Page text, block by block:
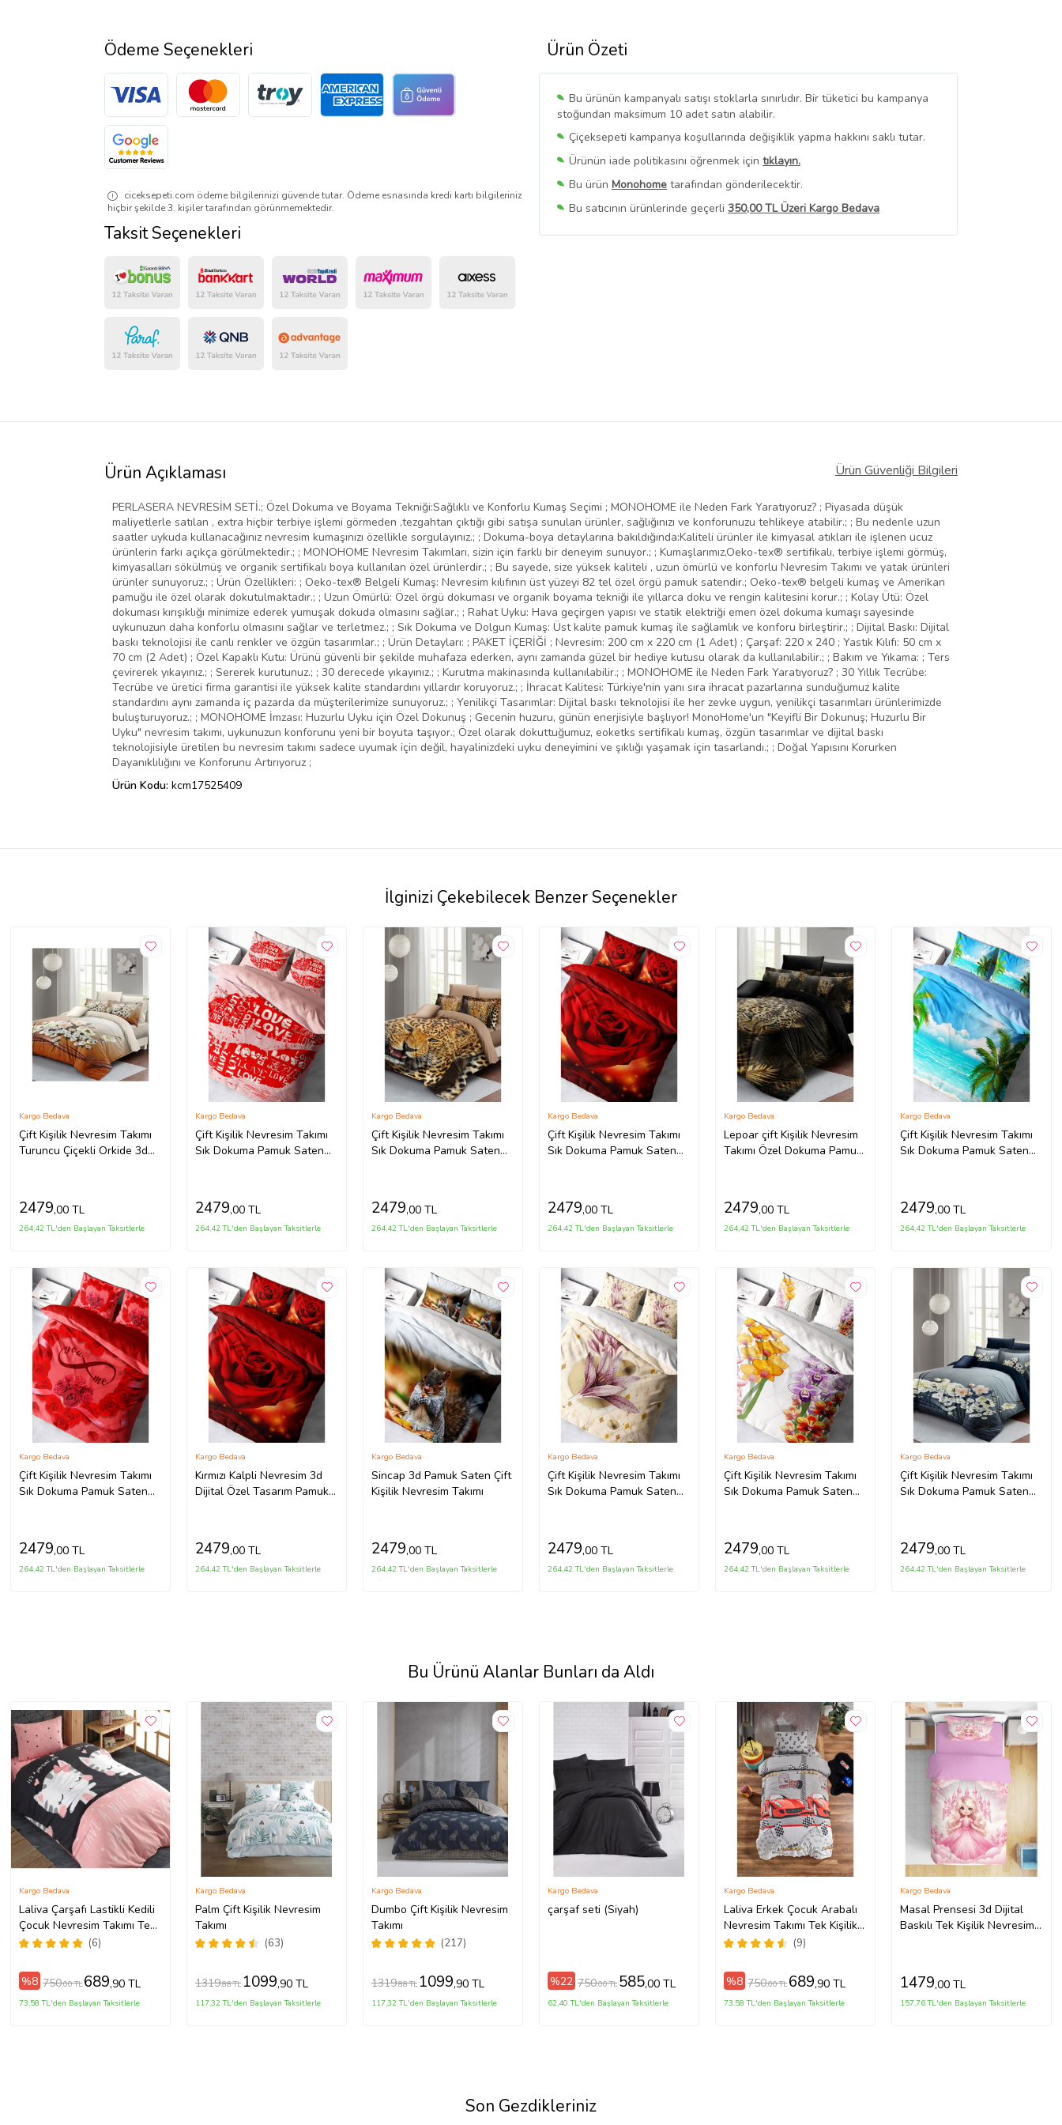
Ürün Özeti
Bu ürünün kampanyalı satışı stoklarla sınırlıdır. Bir tüketici bu kampanya
stoğundan maksimum 10 adet satın alabilir.
Çiçeksepeti kampanya koşullarında değişiklik yapma hakkını saklı tutar.
Ürünün iade politikasını öğrenmek için tıklayın.
Bu ürün Monohome tarafından gönderilecektir.
Bu satıcının ürünlerinde geçerli 350,00 TL Üzeri Kargo Bedava
Bu SatıcınınTüm Ürünlerini Görüntüle
Ödeme Seçenekleri
ciceksepeti.com ödeme bilgilerinizi güvende tutar. Ödeme esnasında kredi kartı bilgileriniz
hiçbir şekilde 3. kişiler tarafından görünmemektedir.
Taksit Seçenekleri
Ürün Açıklaması Ürün Güvenliği Bilgileri
PERLASERA NEVRESİM SETİ.; Özel Dokuma ve Boyama Tekniği:Sağlıklı ve Konforlu Kumaş Seçimi ; MONOHOME ile Neden Fark Yaratıyoruz? ; Piyasada düşük
maliyetlerle satılan , extra hiçbir terbiye işlemi görmeden ,tezgahtan çıktığı gibi satışa sunulan ürünler, sağlığınızı ve konforunuzu tehlikeye atabilir.; ; Bu nedenle uzun
saatler uykuda kullanacağınız nevresim kumaşınızı özellikle sorgulayınız.; ; Dokuma-boya detaylarına bakıldığında:Kaliteli ürünler ile kimyasal atıkları ile işlenen ucuz
ürünlerin farkı açıkça görülmektedir.; ; MONOHOME Nevresim Takımları, sizin için farklı bir deneyim sunuyor.; ; Kumaşlarımız,Oeko-tex® sertifikalı, terbiye işlemi görmüş,
kimyasalları sökülmüş ve organik sertifikalı boya kullanılan özel ürünlerdir.; ; Bu sayede, size yüksek kaliteli , uzun ömürlü ve konforlu Nevresim Takımı ve yatak ürünleri
ürünler sunuyoruz.; ; Ürün Özellikleri: ; Oeko-tex® Belgeli Kumaş: Nevresim kılıfının üst yüzeyi 82 tel özel örgü pamuk satendir.; Oeko-tex® belgeli kumaş ve Amerikan
pamuğu ile özel olarak dokutulmaktadır.; ; Uzun Ömürlü: Özel örgü dokuması ve organik boyama tekniği ile yıllarca doku ve rengin kalitesini korur.; ; Kolay Ütü: Özel
dokuması kırışıklığı minimize ederek yumuşak dokuda olmasını sağlar.; ; Rahat Uyku: Hava geçirgen yapısı ve statik elektriği emen özel dokuma kumaşı sayesinde
uykunuzun daha konforlu olmasını sağlar ve terletmez.; ; Sık Dokuma ve Dolgun Kumaş: Üst kalite pamuk kumaş ile sağlamlık ve konforu birleştirir.; ; Dijital Baskı: Dijital
baskı teknolojisi ile canlı renkler ve özgün tasarımlar.; ; Ürün Detayları: ; PAKET İÇERİĞİ ; Nevresim: 200 cm x 220 cm (1 Adet) ; Çarşaf: 220 x 240 ; Yastık Kılıfı: 50 cm x
70 cm (2 Adet) ; Özel Kapaklı Kutu: Ürünü güvenli bir şekilde muhafaza ederken, aynı zamanda güzel bir hediye kutusu olarak da kullanılabilir.; ; Bakım ve Yıkama: ; Ters
çevirerek yıkayınız.; ; Sererek kurutunuz.; ; 30 derecede yıkayınız.; ; Kurutma makinasında kullanılabilir.; ; MONOHOME ile Neden Fark Yaratıyoruz? ; 30 Yıllık Tecrübe:
Tecrübe ve üretici firma garantisi ile yüksek kalite standardını yıllardır koruyoruz.; ; İhracat Kalitesi: Türkiye'nin yanı sıra ihracat pazarlarına sunduğumuz kalite
standardını aynı zamanda iç pazarda da müşterilerimize sunuyoruz.; ; Yenilikçi Tasarımlar: Dijital baskı teknolojisi ile her zevke uygun, yenilikçi tasarımları ürünlerimizde
buluşturuyoruz.; ; MONOHOME İmzası: Huzurlu Uyku için Özel Dokunuş ; Gecenin huzuru, günün enerjisiyle başlıyor! MonoHome'un "Keyifli Bir Dokunuş; Huzurlu Bir
Uyku" nevresim takımı, uykunuzun konforunu yeni bir boyuta taşıyor.; Özel olarak dokuttuğumuz, eoketks sertifikalı kumaş, özgün tasarımlar ve dijital baskı
teknolojisiyle üretilen bu nevresim takımı sadece uyumak için değil, hayalinizdeki uyku deneyimini ve şıklığı yaşamak için tasarlandı.; ; Doğal Yapısını Korurken
Dayanıklılığını ve Konforunu Artırıyoruz ;
Ürün Kodu: kcm17525409
İlginizi Çekebilecek Benzer Seçenekler
Çift Kişilik Nevresim Takımı
Turuncu Çiçekli Orkide 3d
Kargo Bedava
2479,00 TL
264,42 TL'den Başlayan Taksitlerle
Çift Kişilik Nevresim Takımı
Sık Dokuma Pamuk Saten
Kargo Bedava
2479,00 TL
264,42 TL'den Başlayan Taksitlerle
Çift Kişilik Nevresim Takımı
Sık Dokuma Pamuk Saten
Kargo Bedava
2479,00 TL
264,42 TL'den Başlayan Taksitlerle
Çift Kişilik Nevresim Takımı
Sık Dokuma Pamuk Saten
Kargo Bedava
2479,00 TL
264,42 TL'den Başlayan Taksitlerle
Lepoar çift Kişilik Nevresim
Takımı Özel Dokuma Pamuk
Kargo Bedava
2479,00 TL
264,42 TL'den Başlayan Taksitlerle
Çift Kişilik Nevresim Takımı
Sık Dokuma Pamuk Saten
Kargo Bedava
2479,00 TL
264,42 TL'den Başlayan Taksitlerle
Çift Kişilik Nevresim Takımı
Sık Dokuma Pamuk Saten
Kargo Bedava
2479,00 TL
264,42 TL'den Başlayan Taksitlerle
Kırmızı Kalpli Nevresim 3d
Dijital Özel Tasarım Pamuk
Kargo Bedava
2479,00 TL
264,42 TL'den Başlayan Taksitlerle
Sincap 3d Pamuk Saten Çift
Kişilik Nevresim Takımı
Kargo Bedava
2479,00 TL
264,42 TL'den Başlayan Taksitlerle
Çift Kişilik Nevresim Takımı
Sık Dokuma Pamuk Saten
Kargo Bedava
2479,00 TL
264,42 TL'den Başlayan Taksitlerle
Çift Kişilik Nevresim Takımı
Sık Dokuma Pamuk Saten
Kargo Bedava
2479,00 TL
264,42 TL'den Başlayan Taksitlerle
Çift Kişilik Nevresim Takımı
Sık Dokuma Pamuk Saten
Kargo Bedava
2479,00 TL
264,42 TL'den Başlayan Taksitlerle
Bu Ürünü Alanlar Bunları da Aldı
Laliva Çarşafı Lastikli Kedili
Çocuk Nevresim Takımı Tek
Kişilik Ranforce(6)
Kargo Bedava
%8 750,00 TL 689,90 TL
73,58 TL'den Başlayan Taksitlerle
Palm Çift Kişilik Nevresim
Takımı
(63)
Kargo Bedava
1319,88 TL 1099,90 TL
117,32 TL'den Başlayan Taksitlerle
Dumbo Çift Kişilik Nevresim
Takımı
(217)
Kargo Bedava
1319,88 TL 1099,90 TL
117,32 TL'den Başlayan Taksitlerle
çarşaf seti (Siyah)
Kargo Bedava
%22 750,00 TL 585,00 TL
62,40 TL'den Başlayan Taksitlerle
Laliva Erkek Çocuk Arabalı
Nevresim Takımı Tek Kişilik
Ranforce Nevresim Takımı
(9)
Kargo Bedava
%8 750,00 TL 689,90 TL
73,58 TL'den Başlayan Taksitlerle
Masal Prensesi 3d Dijital
Baskılı Tek Kişilik Nevresim
Kargo Bedava
1479,00 TL
157,76 TL'den Başlayan Taksitlerle
Son Gezdikleriniz